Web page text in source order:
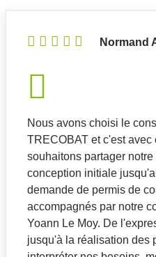
Normand
Nous avons choisi le
TRECOBAT et c'est
souhaitons partager
conception initiale
demande de permis de
accompagnés par notre
Yoann Le Moy. De
jusqu'à la réalisation des